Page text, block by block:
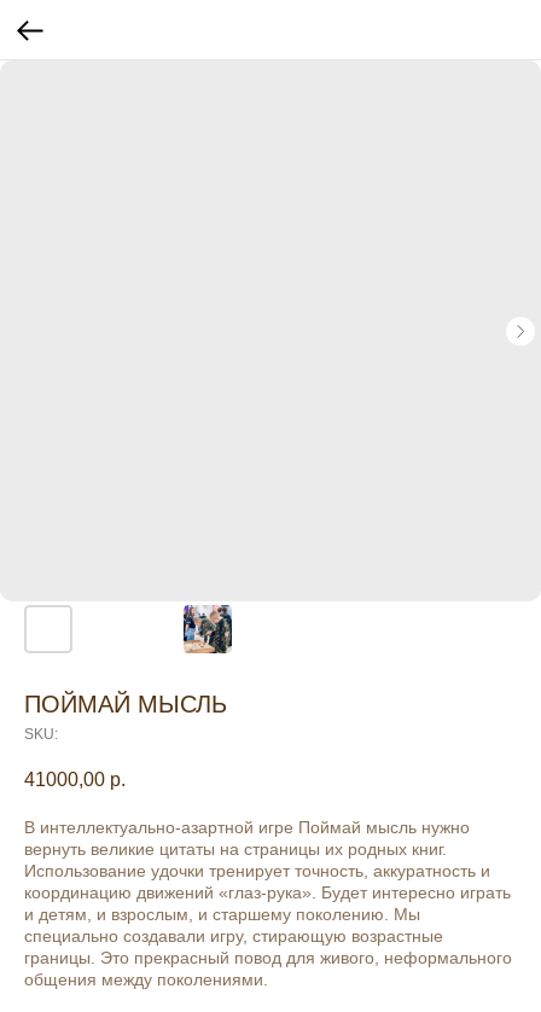
ПОЙМАЙ МЫСЛЬ
SKU:
41000,00 р.
В интеллектуально-азартной игре Поймай мысль нужно
вернуть великие цитаты на страницы их родных книг.
Использование удочки тренирует точность, аккуратность и
координацию движений «глаз-рука». Будет интересно играть
и детям, и взрослым, и старшему поколению. Мы
специально создавали игру, стирающую возрастные
границы. Это прекрасный повод для живого, неформального
общения между поколениями.